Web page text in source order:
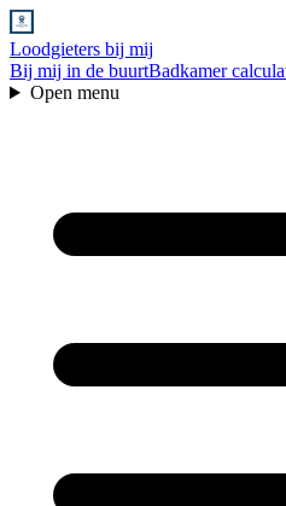
Loodgieters bij mij
Bij mij in de buurtBadkamer
Open menu